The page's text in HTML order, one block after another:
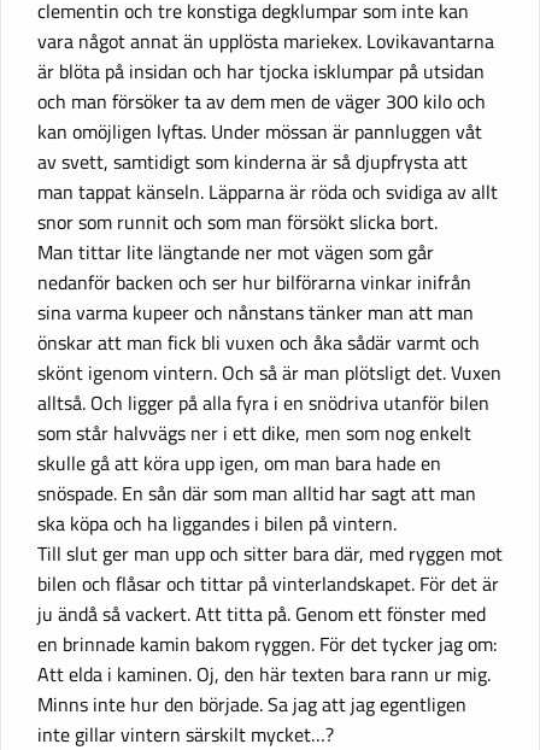
clementin och tre konstiga degklumpar som inte kan
vara något annat än upplösta mariekex. Lovikavantarna
är blöta på insidan och har tjocka isklumpar på utsidan
och man försöker ta av dem men de väger 300 kilo och
kan omöjligen lyftas. Under mössan är pannluggen våt
av svett, samtidigt som kinderna är så djupfrysta att
man tappat känseln. Läpparna är röda och svidiga av allt
snor som runnit och som man försökt slicka bort.
Man tittar lite längtande ner mot vägen som går
nedanför backen och ser hur bilförarna vinkar inifrån
sina varma kupeer och nånstans tänker man att man
önskar att man fick bli vuxen och åka sådär varmt och
skönt igenom vintern. Och så är man plötsligt det. Vuxen
alltså. Och ligger på alla fyra i en snödriva utanför bilen
som står halvvägs ner i ett dike, men som nog enkelt
skulle gå att köra upp igen, om man bara hade en
snöspade. En sån där som man alltid har sagt att man
ska köpa och ha liggandes i bilen på vintern.
Till slut ger man upp och sitter bara där, med ryggen mot
bilen och flåsar och tittar på vinterlandskapet. För det är
ju ändå så vackert. Att titta på. Genom ett fönster med
en brinnade kamin bakom ryggen. För det tycker jag om:
Att elda i kaminen. Oj, den här texten bara rann ur mig.
Minns inte hur den började. Sa jag att jag egentligen
inte gillar vintern särskilt mycket…?